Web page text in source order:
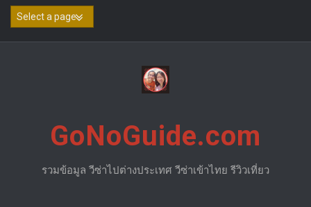
Skip
GoNoGuide.com
รวมข้อมูล วีซ่าไปต่างประเทศ วีซ่าเข้าไทย รีวิวเที่ยว